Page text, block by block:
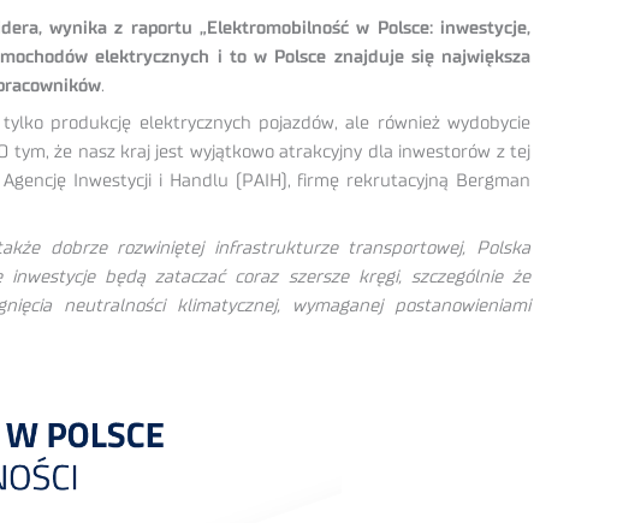
wynika z raportu „Elektromobilność w Polsce: inwestycje,
elektrycznych i to w Polsce znajduje się największa
.
produkcję elektrycznych pojazdów, ale również wydobycie
tym, że nasz kraj jest wyjątkowo atrakcyjny dla inwestorów z tej
Inwestycji i Handlu (PAIH), firmę rekrutacyjną Bergman
dobrze rozwiniętej infrastrukturze transportowej, Polska
będą zataczać coraz szersze kręgi, szczególnie że
neutralności klimatycznej, wymaganej postanowieniami